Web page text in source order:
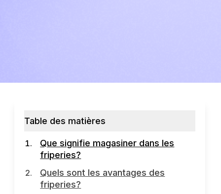
Table des matières
Que signifie magasiner dans les
friperies?
Quels sont les avantages des
friperies?